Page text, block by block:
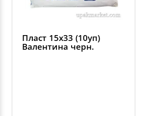
Пласт 15х33 (10уп)
Валентина черн.